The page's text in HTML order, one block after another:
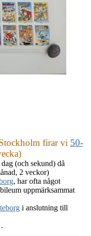
firar vi 50-
dag (och sekund) då
2 veckor)
, har ofta något
uppmärksammat
i anslutning till
.